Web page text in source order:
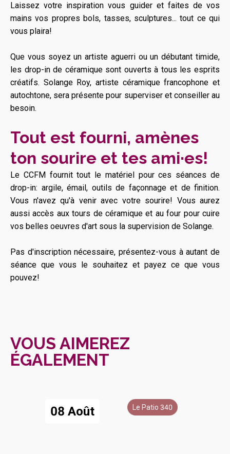
Laissez votre inspiration vous guider et faites de vos
mains vos propres bols, tasses, sculptures... tout ce qui
vous plaira!
Que vous soyez un artiste aguerri ou un débutant timide,
les drop-in de céramique sont ouverts à tous les esprits
créatifs. Solange Roy, artiste céramique francophone et
autochtone, sera présente pour superviser et conseiller au
besoin.
Tout est fourni, amènes
ton sourire et tes ami·es!
Le CCFM fournit tout le matériel pour ces séances de
drop-in: argile, émail, outils de façonnage et de finition.
Vous n'avez qu'à venir avec votre sourire! Vous aurez
aussi accès aux tours de céramique et au four pour cuire
vos belles oeuvres d'art sous la supervision de Solange.
Pas d'inscription nécessaire, présentez-vous à autant de
séance que vous le souhaitez et payez ce que vous
pouvez!
VOUS AIMEREZ
ÉGALEMENT
08 Août Le Patio 340